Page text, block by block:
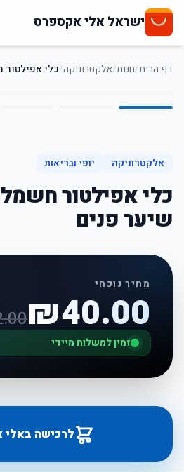
ישראל אלי אקספרס
דף הבית/חנות/אלקטרוניקה/כלי 1
/
5
אלקטרוניקה יופי ובריאות
כלי אפילטור
שיער פנים
מחיר נוכחי
₪40.00
זמין למשלוח מיידי
לרכישה